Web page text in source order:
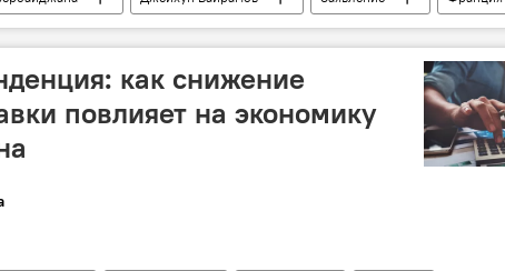
Армения мирный договор
предложения
как снижение
повлияет на экономику